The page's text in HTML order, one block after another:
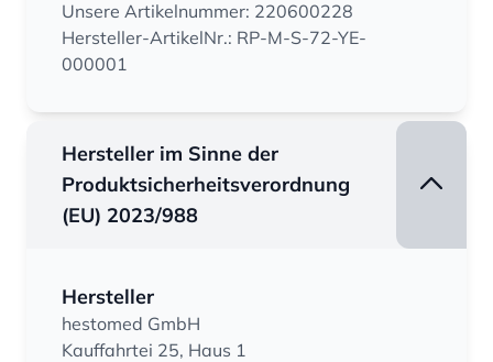
Unsere Artikelnummer: 220600228
Hersteller-ArtikelNr.: RP-M-S-72-YE-
000001
Hersteller im Sinne der
Produktsicherheitsverordnung
(EU) 2023/988
Hersteller
hestomed GmbH
Kauffahrtei 25, Haus 1